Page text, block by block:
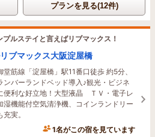
プランを見る(12件)
ルステイと言えばリブマックス！
ブマックス大阪淀屋橋
堂筋線「淀屋橋」駅11番口徒歩 約5分、
ンバーランドベッド導入♪観光・ビジネ
便利な好立地！大型液晶 ＴＶ・電子レ
湿機能付空気清浄機、コインランドリー
実。
1名がこの宿を見ています